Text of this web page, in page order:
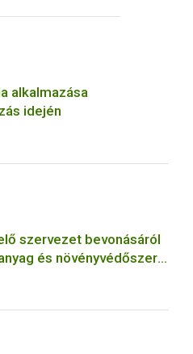
alkalmazása
idején
szervezet bevonásáról
és növényvédőszer
a meglévő engedély
módosítására irányuló